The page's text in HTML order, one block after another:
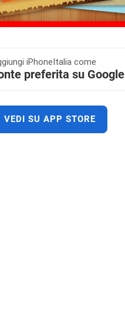
iPhoneItalia come
preferita su Google
VEDI SU APP STORE